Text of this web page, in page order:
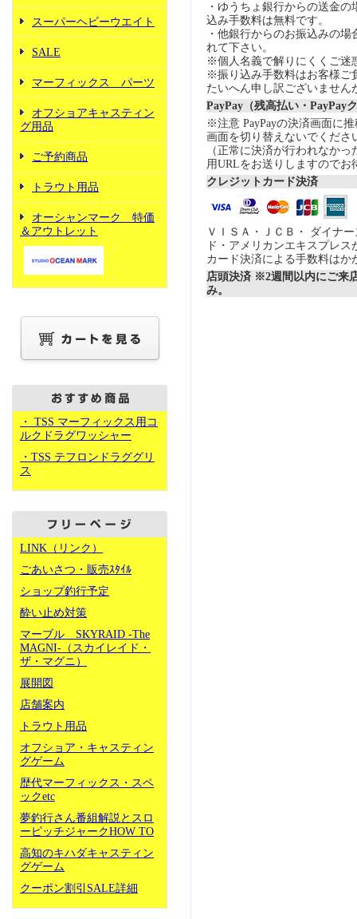
スーパーヘビーウエイト
SALE
マーフィックス パーツ
オフショアキャスティン
グ用品
ご予約商品
トラウト用品
オーシャンマーク 特価
＆アウトレット
・ TSS マーフィックス用コ
ルクドラグワッシャー
・TSS テフロンドラググリ
ス
LINK（リンク）
ごあいさつ・販売ｽﾀｲﾙ
ショップ釣行予定
酔い止め対策
マーブル SKYRAID -The
MAGNI-（スカイレイド・
ザ・マグニ）
展開図
店舗案内
トラウト用品
オフショア・キャスティン
グゲーム
歴代マーフィックス・スペ
ックetc
夢釣行さん番組解説とスロ
ーピッチジャークHOW TO
高知のキハダキャスティン
グゲーム
クーポン割引SALE詳細
・ゆうちょ銀行からの送金
込み手数料は無料です。
・他銀行からのお振込みの場
れて下さい。
※個人名義で解りにくくご迷
※振り込み手数料はお客様ご
たいへん申し訳ございません
PayPay（残高払い・PayPay
※注意 PayPayの決済画面に
画面を切り替えないでくださ
（正常に決済が行われなか
用URLをお送りしますのでお
クレジットカード決済
ＶＩＳＡ・ＪＣＢ・ ダイナ
ド・アメリカンエキスプレ
カード決済による手数料はか
店頭決済 ※2週間以内にご来
み。